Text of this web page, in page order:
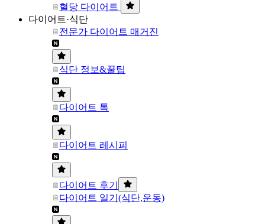
혈당 다이어트
다이어트·식단
전문가 다이어트 매거진
식단 정보&꿀팁
다이어트 톡
다이어트 레시피
다이어트 후기
다이어트 일기(식단,운동)